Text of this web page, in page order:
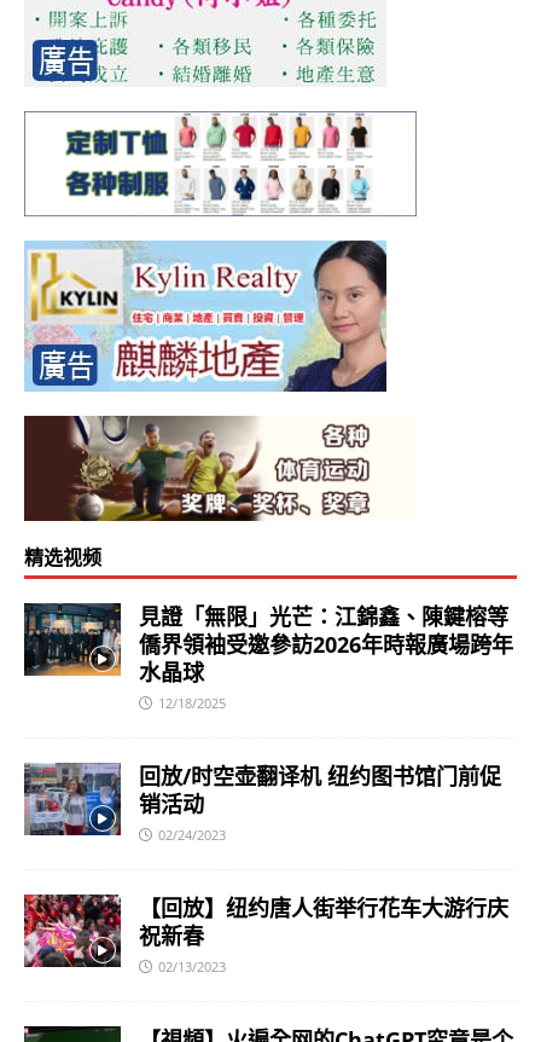
精选视频
見證「無限」光芒：江錦鑫、陳鍵榕等
僑界領袖受邀參訪2026年時報廣場跨年
水晶球
12/18/2025
回放/时空壶翻译机 纽约图书馆门前促
销活动
02/24/2023
【回放】纽约唐人街举行花车大游行庆
祝新春
02/13/2023